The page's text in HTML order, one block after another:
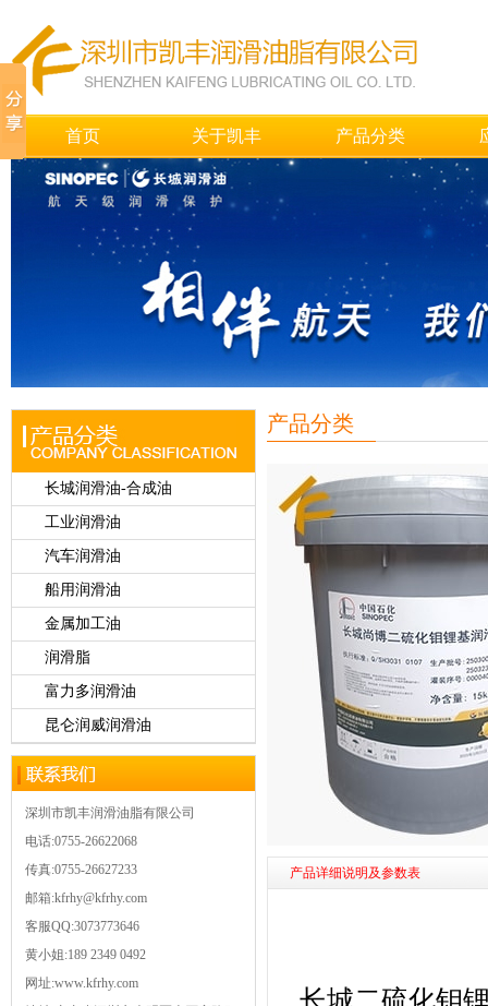
首页 关于凯丰 产品分类
长城润滑油-合成油
工业润滑油
汽车润滑油
船用润滑油
金属加工油
润滑脂
富力多润滑油
昆仑润威润滑油
深圳市凯丰润滑油脂有限公司
电话:0755-26622068
传真:0755-26627233
邮箱:kfrhy@kfrhy.com
客服QQ:3073773646
黄小姐:189 2349 0492
网址:www.kfrhy.com
产品分类
产品详细说明及参数表
长城二硫化钼